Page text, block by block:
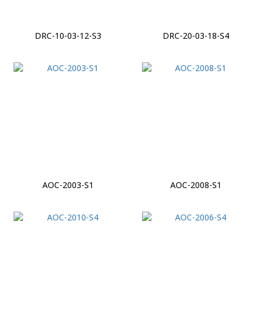
DRC-10-03-12-S3 DRC-20-03-18-S4
AOC-2003-S1 AOC-2008-S1